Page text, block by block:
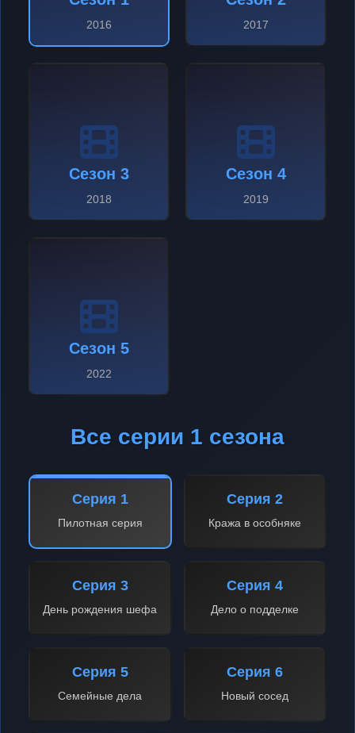
2016 2017
Сезон 3
2018
Сезон 4
2019
Сезон 5
2022
Все серии 1 сезона
Серия 1
Пилотная серия
Серия 2
Кража в особняке
Серия 3
День рождения шефа
Серия 4
Дело о подделке
Серия 5
Семейные дела
Серия 6
Новый сосед